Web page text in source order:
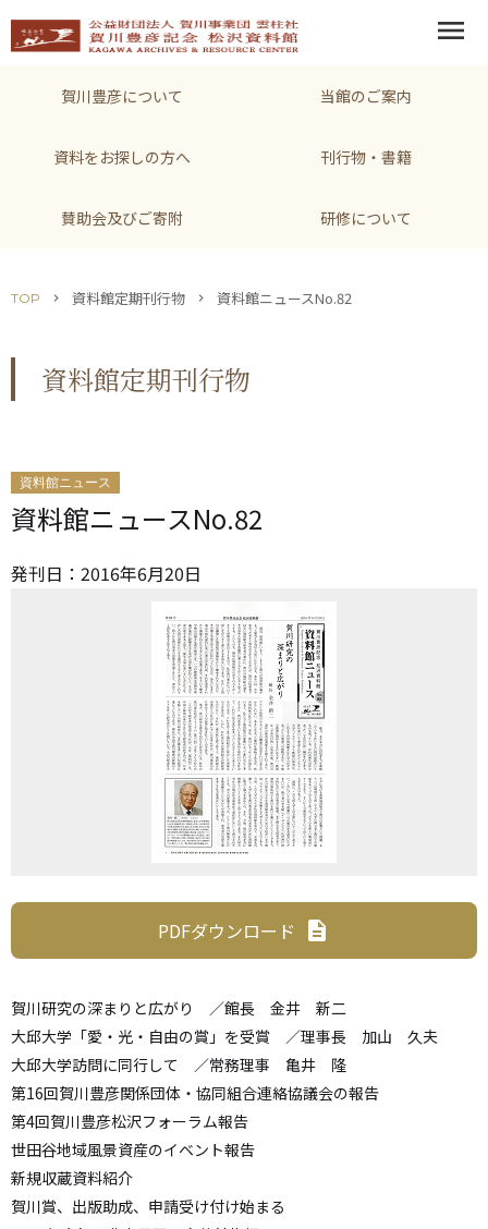
menu
賀川豊彦について 当館のご案内
資料をお探しの方へ 刊行物・書籍
賛助会及びご寄附 研修について
TOP chevron_right 資料館定期刊行物 chevron_right 資料館ニュースNo.82
資料館定期刊行物
資料館ニュース
資料館ニュースNo.82
発刊日： 2016年6月20日
PDFダウンロード description
賀川研究の深まりと広がり ／館長 金井 新二
大邱大学「愛・光・自由の賞」を受賞 ／理事長 加山 久夫
大邱大学訪問に同行して ／常務理事 亀井 隆
第16回賀川豊彦関係団体・協同組合連絡協議会の報告
第4回賀川豊彦松沢フォーラム報告
世田谷地域風景資産のイベント報告
新規収蔵資料紹介
賀川賞、出版助成、申請受け付け始まる